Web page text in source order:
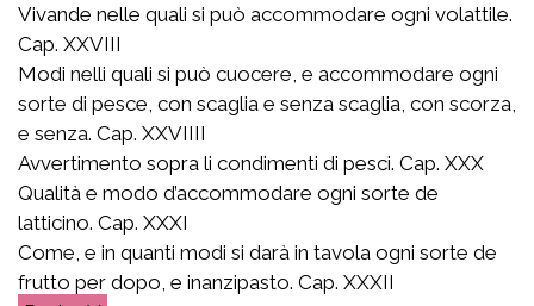
Vivande nelle quali si può accommodare ogni volattile.
Cap. XXVIII
Modi nelli quali si può cuocere, e accommodare ogni
sorte di pesce, con scaglia e senza scaglia, con scorza,
e senza. Cap. XXVIIII
Avvertimento sopra li condimenti di pesci. Cap. XXX
Qualità e modo d’accommodare ogni sorte de
latticino. Cap. XXXI
Come, e in quanti modi si darà in tavola ogni sorte de
frutto per dopo, e inanzipasto. Cap. XXXII